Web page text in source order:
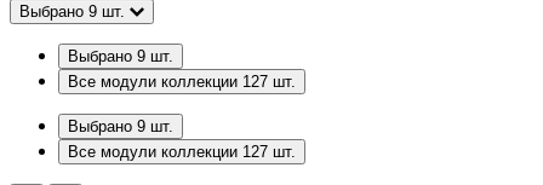
Выбрано 9 шт.
Выбрано 9 шт.
Все модули коллекции 127 шт.
Выбрано 9 шт.
Все модули коллекции 127 шт.